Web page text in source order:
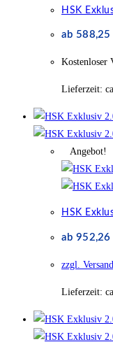
HSK
ab
Kostenloser
Lieferzeit:
Angebot!
HSK
ab
zzgl.
Lieferzeit: